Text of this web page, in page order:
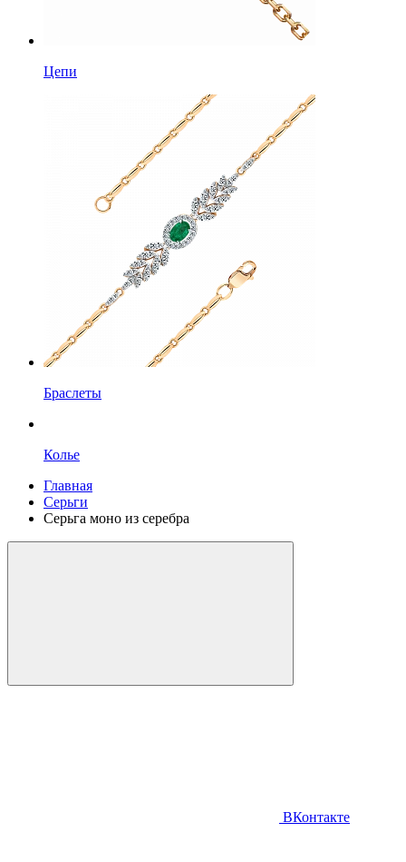
Цепи
Браслеты
Колье
Главная
Серьги
Серьга моно из серебра
ВКонтакте